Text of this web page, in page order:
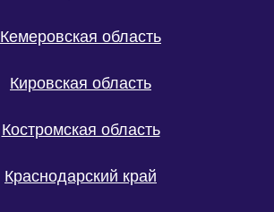
Кемеровская область
Кировская область
Костромская область
Краснодарский край